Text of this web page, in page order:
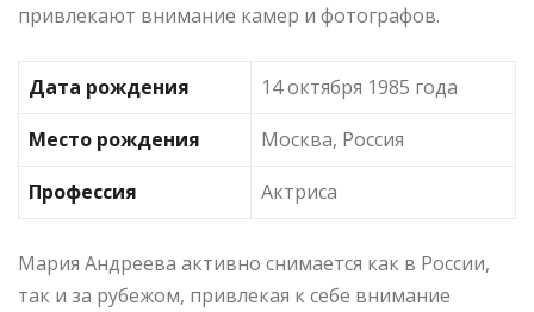
привлекают внимание камер и фотографов.
Дата рождения
14 октября 1985 года
Место рождения
Москва, Россия
Профессия
Актриса
Мария Андреева активно снимается как в России,
так и за рубежом, привлекая к себе внимание